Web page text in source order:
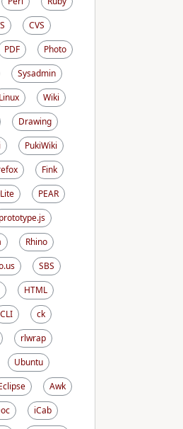
CVS
PDF
Photo
Sysadmin
Linux
Wiki
Drawing
PukiWiki
Fink
PEAR
prototype.js
Rhino
SBS
HTML
CLI
ck
rlwrap
Ubuntu
Awk
iCab